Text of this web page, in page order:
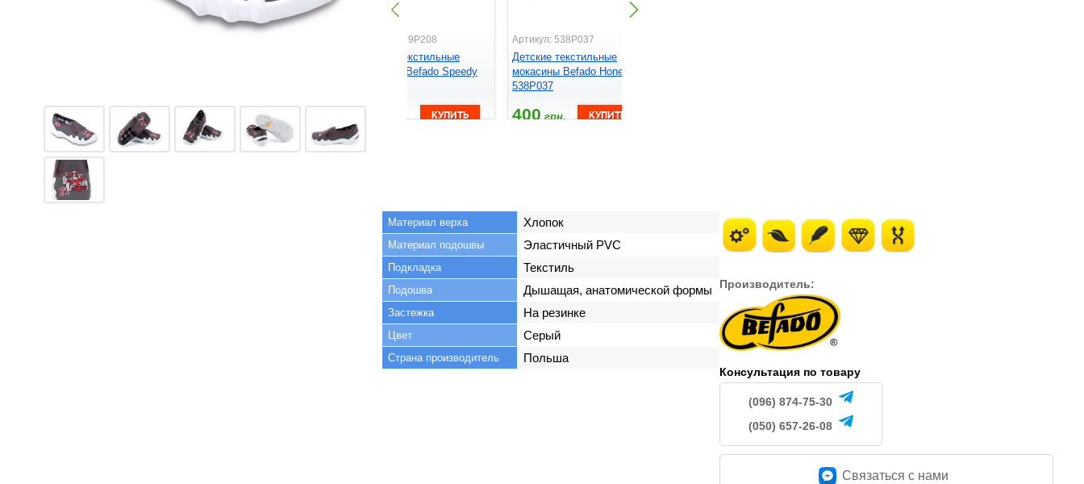
495
Артикул: 109P208
Детские текстильные
мокасины Befado Speedy
грн.
Артикул: 538P037
Детские текстильные
мокасины Befado Honey
538P037
400грн.
Материал верха Хлопок
Материал подошвы Эластичный PVC
Подкладка Текстиль
Подошва Дышащая, анатомической формы
Застежка На резинке
Цвет Серый
Страна производитель Польша
Производитель:
Консультация по товару
(096) 874-75-30
(050) 657-26-08
Связаться c нами